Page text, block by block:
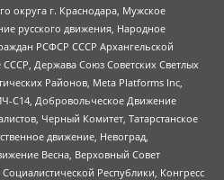
округа г. Краснодара, Мужское
русского движения, Народное
РСФСР СССР Архангельской
Держава Союз Советских Светлых
Районов, Meta Platforms Inc,
С14, Добровольческое Движение
Черный Комитет, Татарстанское
движение, Невоград,
Весна, Верховный Совет
Республики, Конгресс